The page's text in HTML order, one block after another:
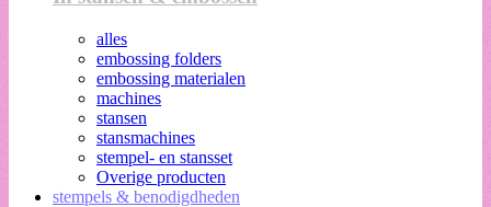
alles
embossing folders
embossing materialen
machines
stansen
stansmachines
stempel- en stansset
Overige producten
stempels & benodigdheden